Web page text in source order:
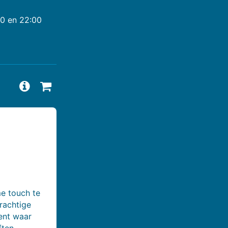
en 22:00
touch te
waar
Vragen en antwoorden bekijken
Beschikbaarheid aanvragen